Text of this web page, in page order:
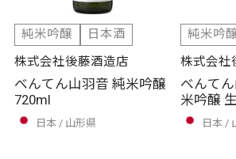
純米吟醸
日本酒
株式会社後藤酒造店
べんてん山羽音 純米吟醸
720ml
日本 山形県
純米吟
株式会社
べんて
米吟醸
日本